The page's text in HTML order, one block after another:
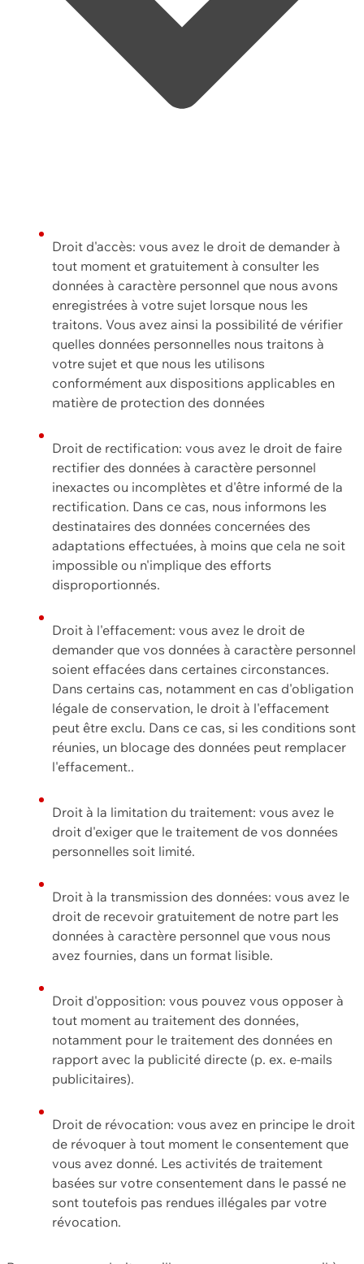
Droit d'accès: vous avez le droit de demander à
tout moment et gratuitement à consulter les
données à caractère personnel que nous avons
enregistrées à votre sujet lorsque nous les
traitons. Vous avez ainsi la possibilité de vérifier
quelles données personnelles nous traitons à
votre sujet et que nous les utilisons
conformément aux dispositions applicables en
matière de protection des données
Droit de rectification: vous avez le droit de faire
rectifier des données à caractère personnel
inexactes ou incomplètes et d'être informé de la
rectification. Dans ce cas, nous informons les
destinataires des données concernées des
adaptations effectuées, à moins que cela ne soit
impossible ou n'implique des efforts
disproportionnés.
Droit à l'effacement: vous avez le droit de
demander que vos données à caractère personnel
soient effacées dans certaines circonstances.
Dans certains cas, notamment en cas d'obligation
légale de conservation, le droit à l'effacement
peut être exclu. Dans ce cas, si les conditions sont
réunies, un blocage des données peut remplacer
l'effacement..
Droit à la limitation du traitement: vous avez le
droit d'exiger que le traitement de vos données
personnelles soit limité.
Droit à la transmission des données: vous avez le
droit de recevoir gratuitement de notre part les
données à caractère personnel que vous nous
avez fournies, dans un format lisible.
Droit d'opposition: vous pouvez vous opposer à
tout moment au traitement des données,
notamment pour le traitement des données en
rapport avec la publicité directe (p. ex. e-mails
publicitaires).
Droit de révocation: vous avez en principe le droit
de révoquer à tout moment le consentement que
vous avez donné. Les activités de traitement
basées sur votre consentement dans le passé ne
sont toutefois pas rendues illégales par votre
révocation.